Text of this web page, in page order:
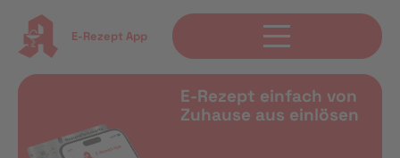
E-Rezept App
E-Rezept einfach von
Zuhause aus einlösen